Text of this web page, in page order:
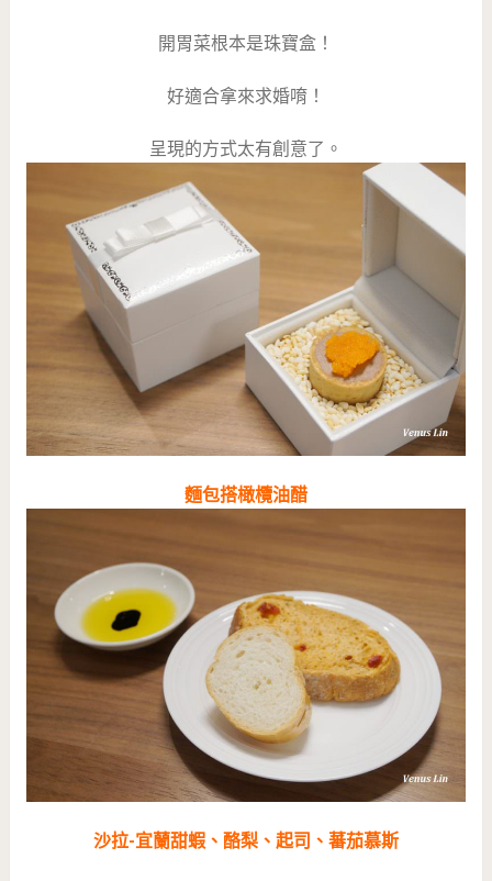
開胃菜根本是珠寶盒！
好適合拿來求婚唷！
呈現的方式太有創意了。
麵包搭橄欖油醋
沙拉-宜蘭甜蝦、酪梨、起司、蕃茄慕斯